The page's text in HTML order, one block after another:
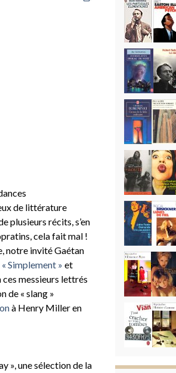
de littérature
plusieurs récits, s’en
cela fait mal !
notre invité Gaétan
« Simplement » et
messieurs lettrés
de « slang »
à Henry Miller en
», une sélection de la